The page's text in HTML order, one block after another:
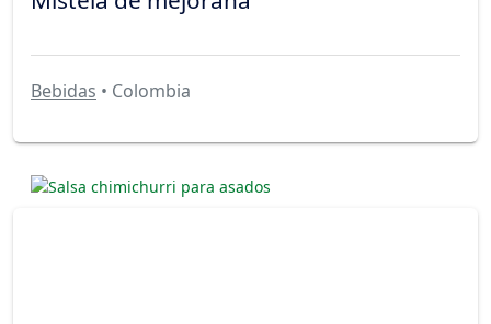
Bebidas • Colombia